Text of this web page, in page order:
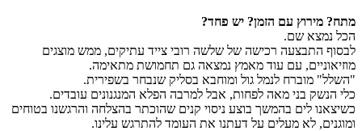
מתח? מירוץ עם הזמן? יש פחד?
הכל נמצא שם.
לבסוף התבצעה רכישה של שלשה רובי צייד עתיקים, ממש מוצגים
מוזיאוניים, עם עוד מאמץ נמצאה גם תחמושת מתאימה.
"השלל" מוברח לנמל גול ומוחבא בסליק שנבחר בשפירית.
כלי הנשק בני מאה לפחות, אבל למרבה הפלא המנגנונים עובדים.
כשיצאנו לים בהמשך בוצע ניסוי קנים שהוכתר בהצלחה והרגשנו בטוחים
ומוגנים, לא מעלים על דעתנו את העומד להתרגש עלינו.